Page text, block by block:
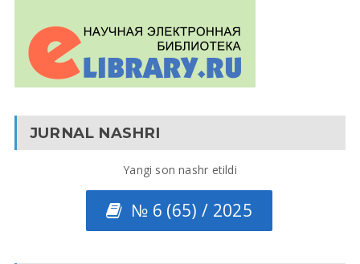
JURNAL NASHRI
Yangi son nashr etildi
№ 6 (65) / 2025